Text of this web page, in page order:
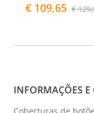
€ 109,65 €
INFORMAÇÕES E